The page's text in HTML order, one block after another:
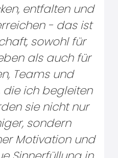
entfalten und
- das ist
sowohl für
als auch für
Teams und
ich begleiten
sie nicht nur
sondern
Motivation und